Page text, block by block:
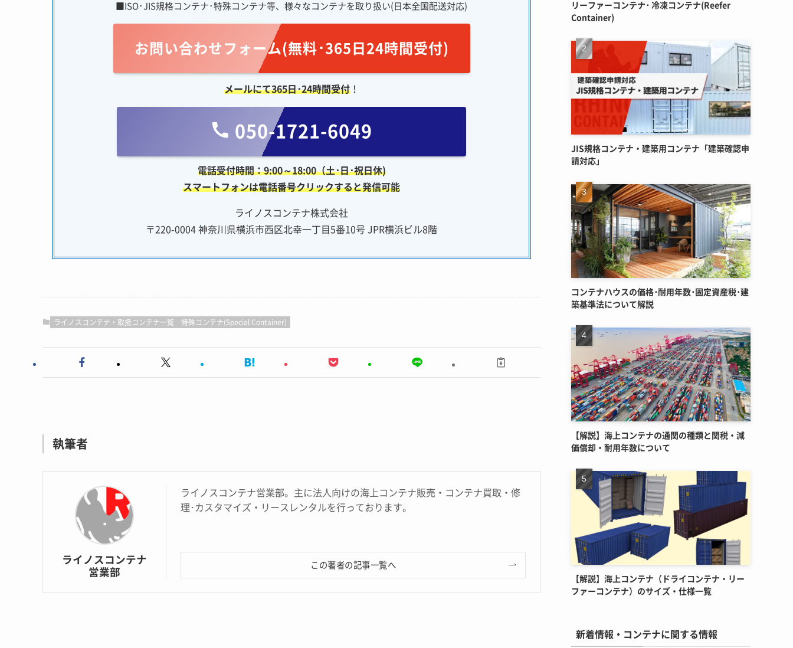
■ISO･JIS規格コンテナ･特殊コンテナ等、様々なコンテナを取り扱い(日本全国配送対応)
お問い合わせフォーム(無料･365日24時間受付)
メールにて365日･24時間受付！
050-1721-6049
電話受付時間：9:00～18:00（土･日･祝日休)
スマートフォンは電話番号クリックすると発信可能
ライノスコンテナ株式会社
〒220-0004 神奈川県横浜市西区北幸一丁目5番10号 JPR横浜ビル8階
ライノスコンテナ・取扱コンテナ一覧 特殊コンテナ(Special Container)
執筆者
ライノスコンテナ
営業部
ライノスコンテナ営業部。主に法人向けの海上コンテナ販売・コンテナ買取・修
理･カスタマイズ・リースレンタルを行っております。
この著者の記事一覧へ
リーファーコンテナ･ 冷凍コンテナ(Reefer
Container)
JIS規格コンテナ・建築用コンテナ「建築確認申
請対応」
コンテナハウスの価格･耐用年数･固定資産税･建
築基準法について解説
【解説】海上コンテナの通関の種類と関税・減
価償却・耐用年数について
【解説】海上コンテナ（ドライコンテナ・リー
ファーコンテナ）のサイズ・仕様一覧
新着情報・コンテナに関する情報